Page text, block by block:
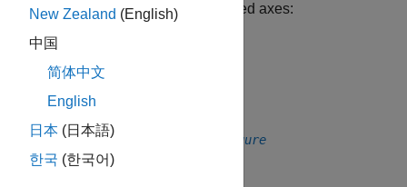
to these interactions on the associated axes:
geographic axes
in figures created with the uifigure
New Zealand (English)
中国
简体中文
English
日本 (日本語)
한국 (한국어)